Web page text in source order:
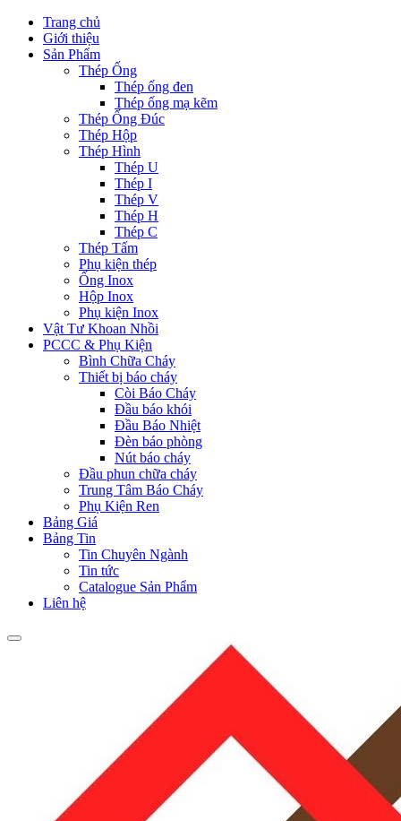
Trang chủ
Giới thiệu
Sản Phẩm
Thép Ống
Thép ống đen
Thép ống mạ kẽm
Thép Ống Đúc
Thép Hộp
Thép Hình
Thép U
Thép I
Thép V
Thép H
Thép C
Thép Tấm
Phụ kiện thép
Ống Inox
Hộp Inox
Phụ kiện Inox
Vật Tư Khoan Nhồi
PCCC & Phụ Kiện
Bình Chữa Cháy
Thiết bị báo cháy
Còi Báo Cháy
Đầu báo khói
Đầu Báo Nhiệt
Đèn báo phòng
Nút báo cháy
Đầu phun chữa cháy
Trung Tâm Báo Cháy
Phụ Kiện Ren
Bảng Giá
Bảng Tin
Tin Chuyên Ngành
Tin tức
Catalogue Sản Phẩm
Liên hệ